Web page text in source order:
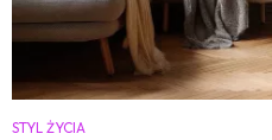
STYL ŻYCIA